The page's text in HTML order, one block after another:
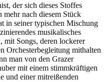
der sich dieses Stoffes
nach diesem Stück
in seiner typischen Mischung
musikalisches
mit Songs, deren lockerer
Orchesterbegleitung mithalten
man von den Grazer
mit einem stimmkräftigen
und einer mitreißenden